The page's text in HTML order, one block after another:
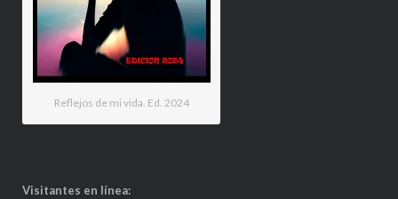
Reflejos de mi vida. Ed. 2024
Visitantes en línea: